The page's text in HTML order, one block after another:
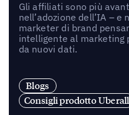
Gli affiliati sono più
nell’adozione dell’IA – e
marketer di brand
intelligente al marketing
da nuovi dati.
Blogs
Consigli prodotto Uberall